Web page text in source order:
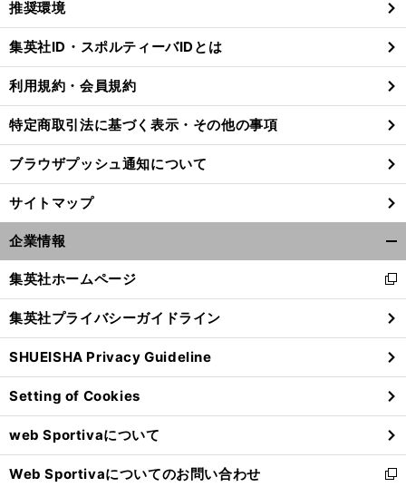
閉
る
推奨環境
集英社ID・スポルティーバIDとは
利用規約・会員規約
特定商取引法に基づく表示・その他の事項
ブラウザプッシュ通知について
サイトマップ
企業情報
閉
る
集英社ホームページ
新
し
い
ウ
ィ
ン
ド
ウ
で
開
く
集英社プライバシーガイドライン
SHUEISHA Privacy Guideline
Setting of Cookies
web Sportivaについて
Web Sportivaについてのお問い合わせ
新